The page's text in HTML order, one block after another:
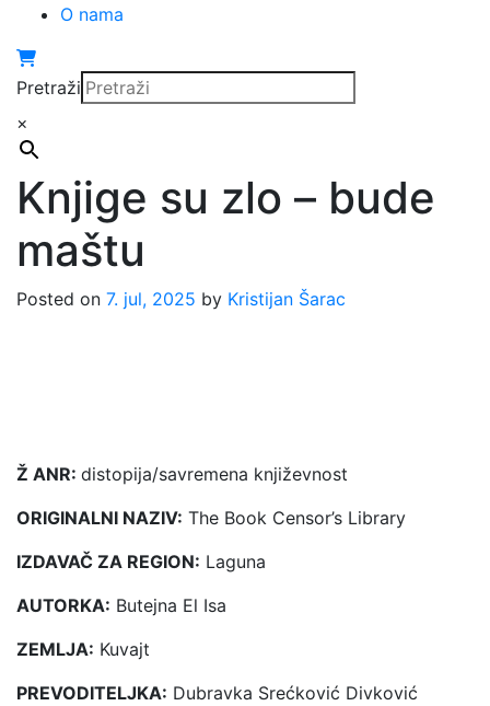
O nama
Pretraži
×
Knjige su zlo – bude
maštu
Posted on 7. jul, 2025 by Kristijan Šarac
Ž ANR: distopija/savremena književnost
ORIGINALNI NAZIV: The Book Censor’s Library
IZDAVAČ ZA REGION: Laguna
AUTORKA: Butejna El Isa
ZEMLJA: Kuvajt
PREVODITELJKA: Dubravka Srećković Divković